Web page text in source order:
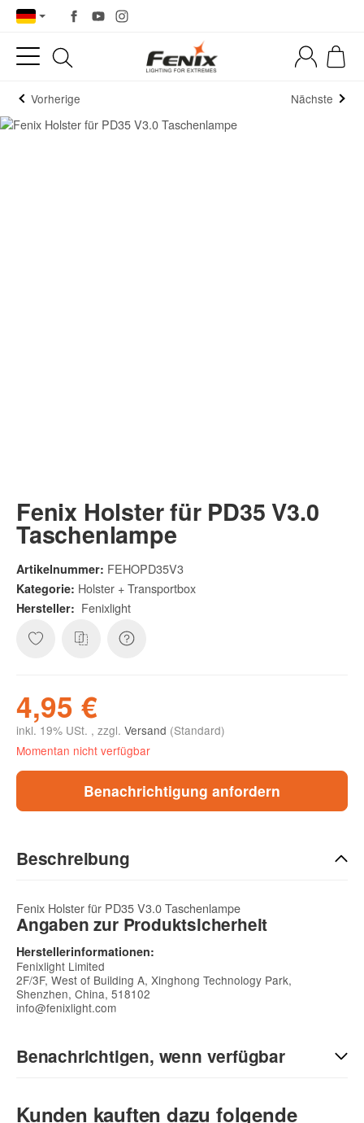
Vorherige Nächste
Fenix Holster für PD35 V3.0
Taschenlampe
Artikelnummer: FEHOPD35V3
Kategorie: Holster + Transportbox
Hersteller: Fenixlight
4,95 €
inkl. 19% USt. , zzgl. Versand (Standard)
Momentan nicht verfügbar
Benachrichtigung anfordern
Beschreibung
Fenix Holster für PD35 V3.0 Taschenlampe
Angaben zur Produktsicherheit
Herstellerinformationen:
Fenixlight Limited
2F/3F, West of Building A, Xinghong Technology Park,
Shenzhen, China, 518102
info@fenixlight.com
Benachrichtigen, wenn verfügbar
Kunden kauften dazu folgende